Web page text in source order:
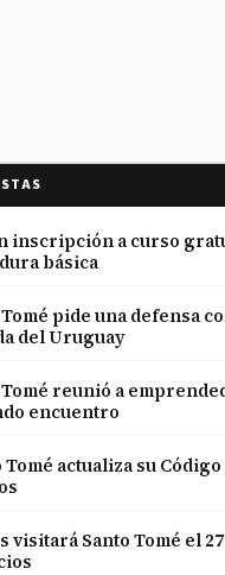
inscripción a curso
básica
pide una defensa
del Uruguay
Tomé reunió a
encuentro
Tomé actualiza su
visitará Santo Tomé el